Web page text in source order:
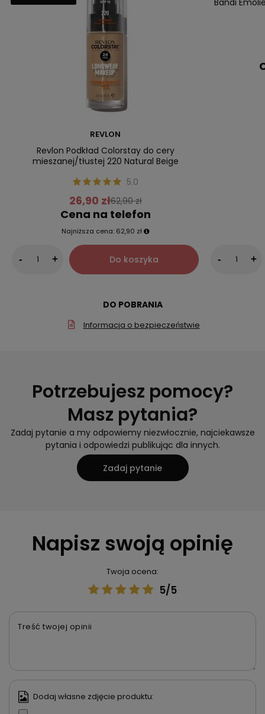
REVLON
Revlon Podkład Colorstay do cery
mieszanej/tłustej 220 Natural Beige
5.0
26,90 zł62,90 zł
Cena na telefon
Najniższa cena: 62,90 zł
- + Do koszyka
Bandi
- +
DO POBRANIA
Informacja o bezpieczeństwie
Potrzebujesz pomocy?
Masz pytania?
Zadaj pytanie a my odpowiemy niezwłocznie, najciekawsze
pytania i odpowiedzi publikując dla innych.
Zadaj pytanie
Napisz swoją opinię
Twoja ocena:
5/5
Treść twojej opinii
Dodaj własne zdjęcie produktu: